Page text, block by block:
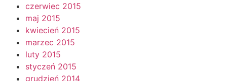
czerwiec 2015
maj 2015
kwiecień 2015
marzec 2015
luty 2015
styczeń 2015
grudzień 2014